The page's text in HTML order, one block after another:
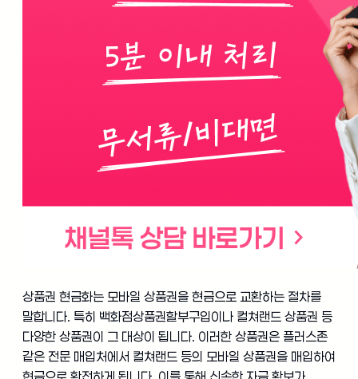
상품권 현금화는 모바일 상품권을 현금으로 교환하는 절차를
말합니다. 특히 백화점상품권할부구입이나 컬쳐랜드 상품권 등
다양한 상품권이 그 대상이 됩니다. 이러한 상품권은 플러스존
같은 전문 매입처에서 컬쳐랜드 등의 모바일 상품권을 매입하여